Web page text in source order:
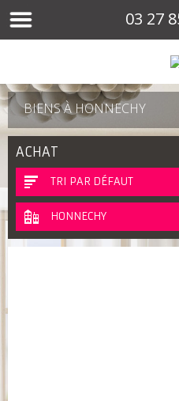
03 27
BIENS À HONNECHY
ACHAT
TRI PAR DÉFAUT
HONNECHY